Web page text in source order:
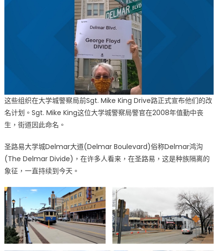
这些组织在大学城警察局前Sgt. Mike King Drive路正式宣布他们的改
名计划。Sgt. Mike King这位大学城警察局警官在2008年值勤中丧
生，街道因此命名。
圣路易大学城Delmar大道(Delmar Boulevard)俗称Delmar鸿沟
(The Delmar Divide)，在许多人看来，在圣路易，这是种族隔离的
象征，一直持续到今天。